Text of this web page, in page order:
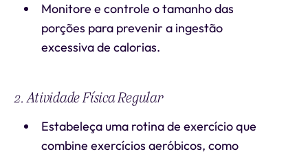
Monitore e controle o tamanho das
porções para prevenir a ingestão
excessiva de calorias.
2. Atividade Física Regular
Estabeleça uma rotina de exercício que
combine exercícios aeróbicos, como